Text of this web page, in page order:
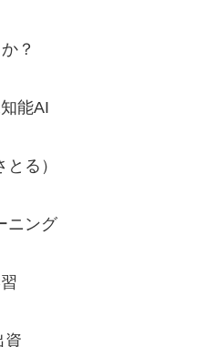
？
能AI
る）
ニング
資